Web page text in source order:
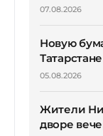
07.08.2026
Новую
Татарстане
05.08.2026
Жители
дворе